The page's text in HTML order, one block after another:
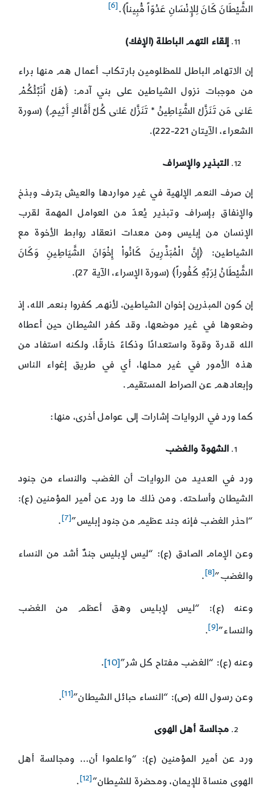
الشَّيْطَانَ كَانَ لِلإِنْسَانِ عَدُوّاً مُّبِيناً﴾.[6]
إلقاء التهم الباطلة (الإفك)
إن الاتهام الباطل للمظلومين بارتكاب أعمال هم منها براء
من موجبات نزول الشياطين على بني آدم: ﴿هَلْ اُنَبِّئُكُمْ
عَلـٰى مَن تَنَزَّلُ الشَّيَاطِينُ * تَنَزَّلُ عَلـٰى كُلِّ أَفَّاكٍ أَثِيمٍ﴾ (سورة
الشعراء، الآيتان 221-222).
التبذير والإسراف
إن صرف النعم الإلهية في غير مواردها والعيش بترف وبذخ
والإنفاق بإسراف وتبذير يُعدّ من العوامل المهمة لقرب
الإنسان من إبليس ومن معدات انعقاد روابط الأخوة مع
الشياطين: ﴿إِنَّ الْمُبَذِّرِينَ كَانُواْ إِخْوَانَ الشَّيَاطِينِ وَكَانَ
الشَّيْطَانُ لِرَبِّهِ كَفُوراً﴾ (سورة الإسراء، الآية 27).
إن كون المبذرين إخوان الشياطين، لأنهم كفروا بنعم الله، إذ
وضعوها في غير موضعها، وقد كفر الشيطان حين أعطاه
الله قدرة وقوة واستعدادًا وذكاءً خارقًا، ولكنه استفاد من
هذه الأمور في غير محلها، أي في طريق إغواء الناس
وإبعادهم عن الصراط المستقيم.
كما ورد في الروايات إشارات إلى عوامل أخرى، منها:
الشهوة والغضب
ورد في العديد من الروايات أن الغضب والنساء من جنود
الشيطان وأسلحته. ومن ذلك ما ورد عن أمير المؤمنين (ع):
“احذر الغضب فإنه جند عظيم من جنود إبليس”[7]
.
وعن الإمام الصادق (ع): “ليس لإبليس جندٌ أشد من النساء
والغضب”[8]
.
وعنه (ع): “ليس لإبليس وهق أعظم من الغضب
والنساء”[9]
.
وعنه (ع): “الغضب مفتاح كل شر”[10]
.
وعن رسول الله (ص): “النساء حبائل الشيطان”[11]
.
مجالسة أهل الهوى
ورد عن أمير المؤمنين (ع): “واعلموا أن… ومجالسة أهل
الهوى منساة للإيمان، ومحضرة للشيطان”[12]
.